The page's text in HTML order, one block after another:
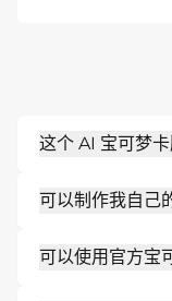
这个 AI 宝可梦
Design，先创建
可以制作我自己
会围绕它生成完
可以使用官方宝